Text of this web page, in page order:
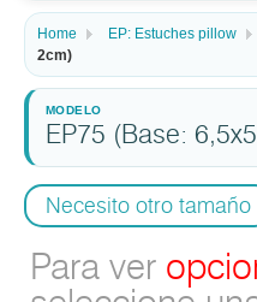
Home EP: Estuches pillow
2cm)
EP75 (Base:
Necesito otro tamaño
Para ver